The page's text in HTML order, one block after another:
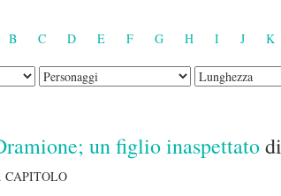
B C D E F G H I J K
un figlio inaspettatodi
CAPITOLO